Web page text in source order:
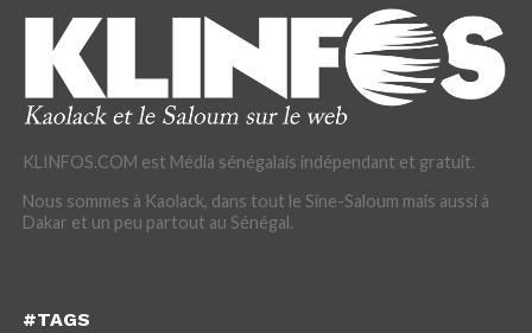
KLINFOS.COM est Média sénégalais indépendant et gratuit.
Nous sommes à Kaolack, dans tout le Sine-Saloum mais aussi à
Dakar et un peu partout au Sénégal.
#TAGS